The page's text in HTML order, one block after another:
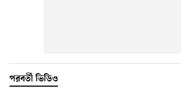
পরবর্তী ভিডিও